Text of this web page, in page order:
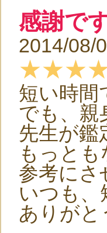
感謝で
2014/08/
短い時間
でも、親
先生が鑑
もっと
参考にさ
いつも、
ありがと